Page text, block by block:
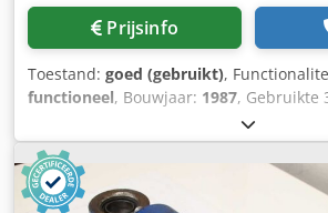
Prijsinfo
Toestand: goed (gebruikt),
functioneel, Bouwjaar: 1987, Gebruikte
plaatknipschaar van Haco Atlantic
Type: ATS 3006 Capaciteit: 3100 x 6
achteraanslag Elektrische instelling van
Bouwjaar: 1987